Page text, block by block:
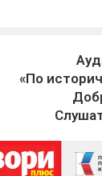
«По